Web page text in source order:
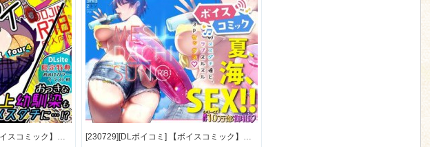
[230729][DLボイコミ] 【ボイスコミック】メスダチfour糸目のデカ女先パイ [20M] [RJ01080690] [230729][DLボイコミ] 【ボイスコミック】メスダチSUN [33M] [RJ01080683]